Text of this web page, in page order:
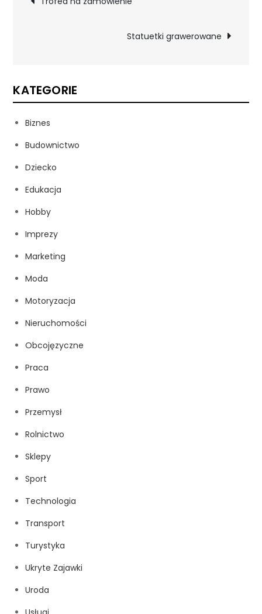
Statuetki grawerowane
KATEGORIE
Biznes
Budownictwo
Dziecko
Edukacja
Hobby
Imprezy
Marketing
Moda
Motoryzacja
Nieruchomości
Obcojęzyczne
Praca
Prawo
Przemysł
Rolnictwo
Sklepy
Sport
Technologia
Transport
Turystyka
Ukryte Zajawki
Uroda